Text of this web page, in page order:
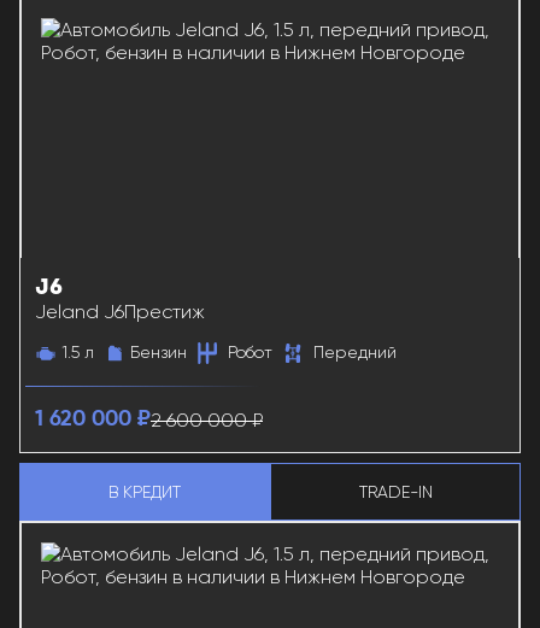
J6
Jeland J6Престиж
1.5 л Бензин Робот Передний
1 620 000 ₽2 600 000 ₽
В КРЕДИТ TRADE-IN